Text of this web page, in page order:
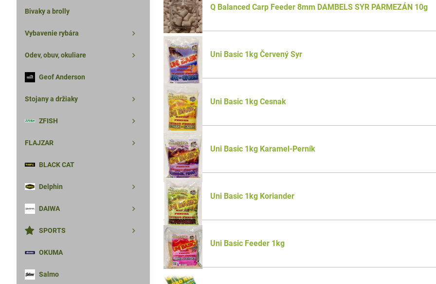
Q Balanced Carp Feeder 8mm DAMBELS SYR PARMEZÁN 10g
Uni Basic 1kg Červený Syr
Uni Basic 1kg Cesnak
Uni Basic 1kg Karamel-Perník
Uni Basic 1kg Koriander
Uni Basic Feeder 1kg
Bivaky a brolly
Vybavenie rybára
Odev, obuv, okuliare
Geof Anderson
Stojany a držiaky
ZFISH
FLAJZAR
BLACK CAT
Delphin
DAIWA
SPORTS
OKUMA
Salmo